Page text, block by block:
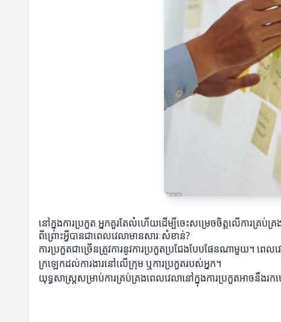
នៅក្នុងការប្រកួត អ្នកគួរតែលំហើយដើម្បីចេះសម្រេចចិត្តលើការគ្រប់គ្
ពីព្រោះអ្វីបានជាពេលវេលាមានសារៈសំខាន់?
ការប្រកួតជាច្រើនត្រូវការនូវការប្រកួតប្រជែងបែបផែនណាមួយ។ ពេ
ក្រឡេកដល់ការងារនៅលើក្រុម ឬការប្រកួតរបស់អ្នក។
យុទ្ធសាស្ត្រសម្រាប់ការគ្រប់គ្រងពេលវេលានៅក្នុងការប្រកួតអាចនឹងរក